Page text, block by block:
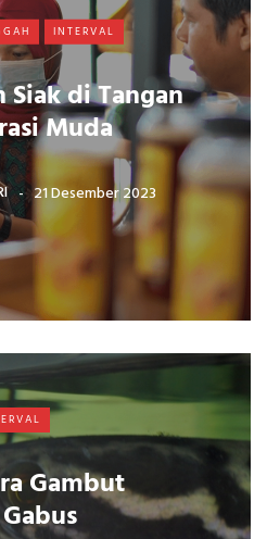
INTERVAL
Siak di Tangan
Muda
21 Desember 2023
Gambut